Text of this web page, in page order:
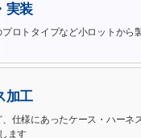
実装
ロトタイプなど小ロットから
加工
仕様にあったケース・ハーネ
ます